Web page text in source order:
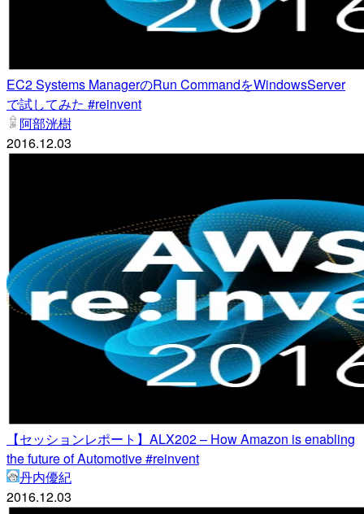
EC2 Systems ManagerのRun CommandをWindowsServer
で試してみた #reinvent
阿部洸樹
2016.12.03
【セッションレポート】ALX202 – How Amazon is enabling
the future of Automotive #reinvent
丹内優紀
2016.12.03